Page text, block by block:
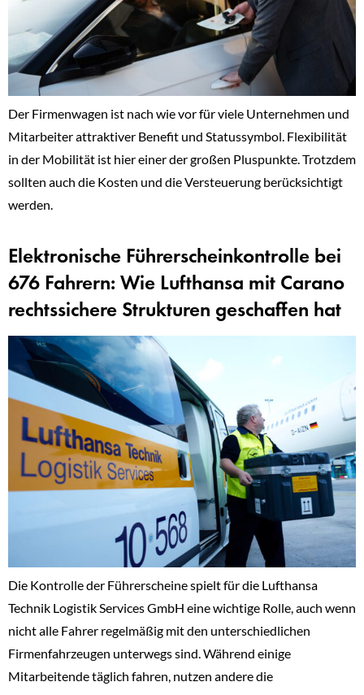
Der Firmenwagen ist nach wie vor für viele Unternehmen und
Mitarbeiter attraktiver Benefit und Statussymbol. Flexibilität
in der Mobilität ist hier einer der großen Pluspunkte. Trotzdem
sollten auch die Kosten und die Versteuerung berücksichtigt
werden.
Elektronische Führerscheinkontrolle bei
676 Fahrern: Wie Lufthansa mit Carano
rechtssichere Strukturen geschaffen hat
Die Kontrolle der Führerscheine spielt für die Lufthansa
Technik Logistik Services GmbH eine wichtige Rolle, auch wenn
nicht alle Fahrer regelmäßig mit den unterschiedlichen
Firmenfahrzeugen unterwegs sind. Während einige
Mitarbeitende täglich fahren, nutzen andere die